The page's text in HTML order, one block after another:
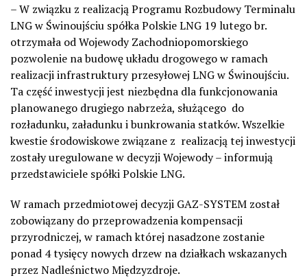
– W związku z realizacją Programu Rozbudowy Terminalu
LNG w Świnoujściu spółka Polskie LNG 19 lutego br.
otrzymała od Wojewody Zachodniopomorskiego
pozwolenie na budowę układu drogowego w ramach
realizacji infrastruktury przesyłowej LNG w Świnoujściu.
Ta część inwestycji jest niezbędna dla funkcjonowania
planowanego drugiego nabrzeża, służącego do
rozładunku, załadunku i bunkrowania statków. Wszelkie
kwestie środowiskowe związane z realizacją tej inwestycji
zostały uregulowane w decyzji Wojewody – informują
przedstawiciele spółki Polskie LNG.
W ramach przedmiotowej decyzji GAZ-SYSTEM został
zobowiązany do przeprowadzenia kompensacji
przyrodniczej, w ramach której nasadzone zostanie
ponad 4 tysięcy nowych drzew na działkach wskazanych
przez Nadleśnictwo Międzyzdroje.